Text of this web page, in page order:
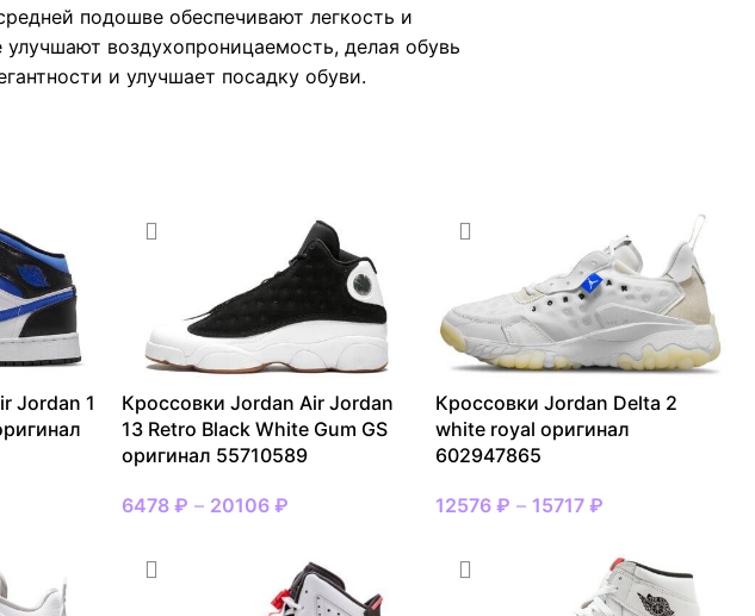
подошве обеспечивают легкость и
воздухопроницаемость, делая обувь
и улучшает посадку обуви.
Jordan 1
Кроссовки Jordan Air Jordan
13 Retro Black White Gum GS
оригинал 55710589
6478₽ – 20106₽
Кроссовки Jordan Delta 2
white royal оригинал
602947865
12576₽ – 15717₽